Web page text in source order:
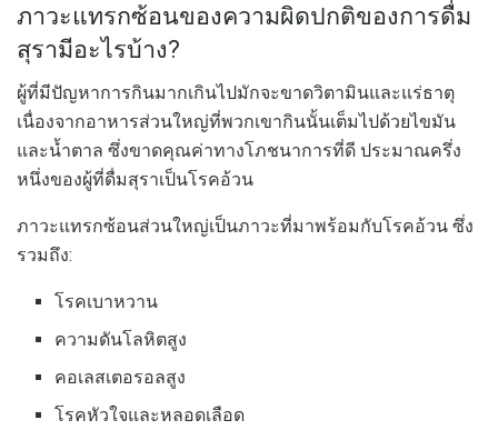
ภาวะแทรกซ้อนของความผิดปกติของการดื่ม
สุรามีอะไรบ้าง?
ผู้ที่มีปัญหาการกินมากเกินไปมักจะขาดวิตามินและแร่ธาตุ
เนื่องจากอาหารส่วนใหญ่ที่พวกเขากินนั้นเต็มไปด้วยไขมัน
และน้ำตาล ซึ่งขาดคุณค่าทางโภชนาการที่ดี ประมาณครึ่ง
หนึ่งของผู้ที่ดื่มสุราเป็นโรคอ้วน
ภาวะแทรกซ้อนส่วนใหญ่เป็นภาวะที่มาพร้อมกับโรคอ้วน ซึ่ง
รวมถึง:
โรคเบาหวาน
ความดันโลหิตสูง
คอเลสเตอรอลสูง
โรคหัวใจและหลอดเลือด